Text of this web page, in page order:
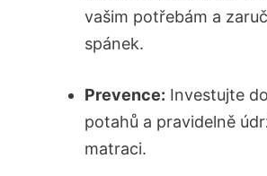
vašim potřebám a
spánek.
Prevence: Investujte
potahů a pravidelně
matraci.